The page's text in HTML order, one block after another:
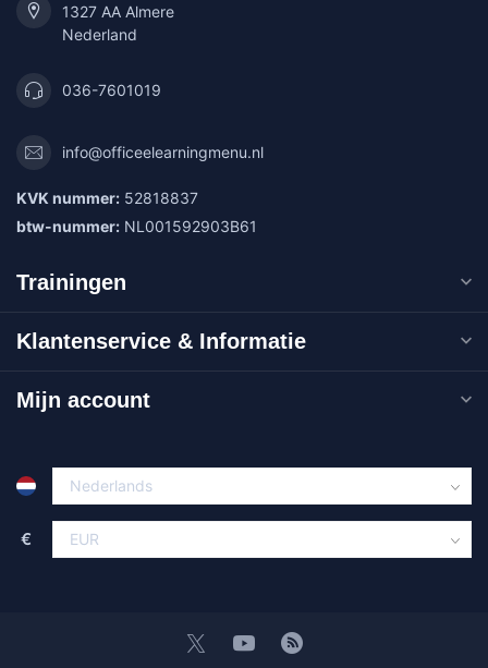
1327 AA Almere
Nederland
036-7601019
info@officeelearningmenu.nl
KVK nummer: 52818837
btw-nummer: NL001592903B61
Trainingen
Klantenservice & Informatie
Mijn account
€